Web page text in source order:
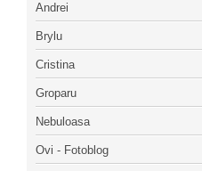
Andrei
Brylu
Cristina
Groparu
Nebuloasa
Ovi - Fotoblog